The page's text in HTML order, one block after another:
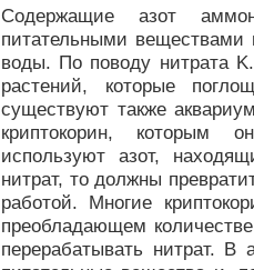
Содержащие азот
питательными веществами
воды. По поводу нитрата
растений, которые
существуют также
криптокорин, которым
используют азот,
нитрат, то должны
работой. Многие
преобладающем
перерабатывать нитрат. В